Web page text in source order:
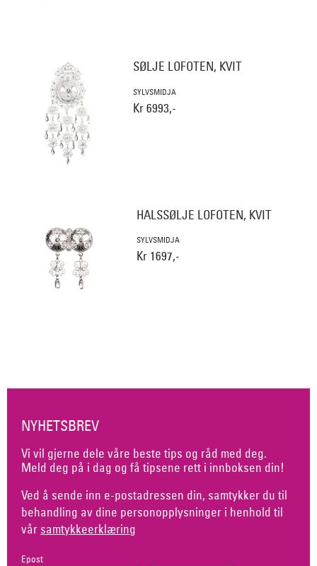
SØLJE LOFOTEN, KVIT
SYLVSMIDJA
Kr 6993,-
HALSSØLJE LOFOTEN, KVIT
SYLVSMIDJA
Kr 1697,-
NYHETSBREV
Vi vil gjerne dele våre beste tips og råd med deg.
Meld deg på i dag og få tipsene rett i innboksen din!
Ved å sende inn e-postadressen din, samtykker du til
behandling av dine personopplysninger i henhold til
vår samtykkeerklæring
Epost